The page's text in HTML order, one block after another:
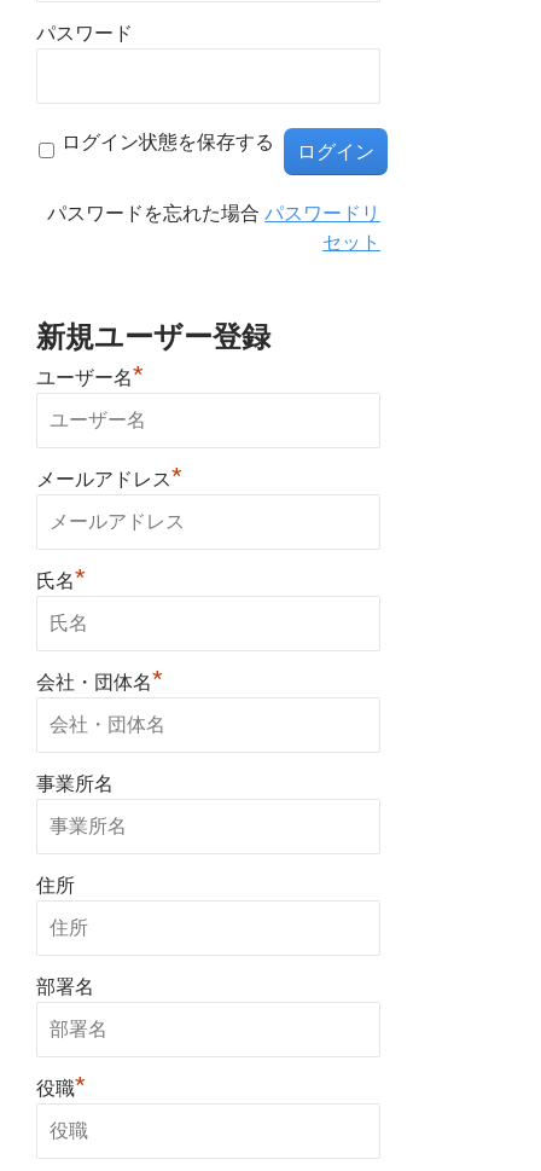
パスワード
ログイン状態を保存する
パスワードを忘れた場合パスワードリ
セット
新規ユーザー登録
ユーザー名*
メールアドレス*
氏名*
会社・団体名*
事業所名
住所
部署名
役職*